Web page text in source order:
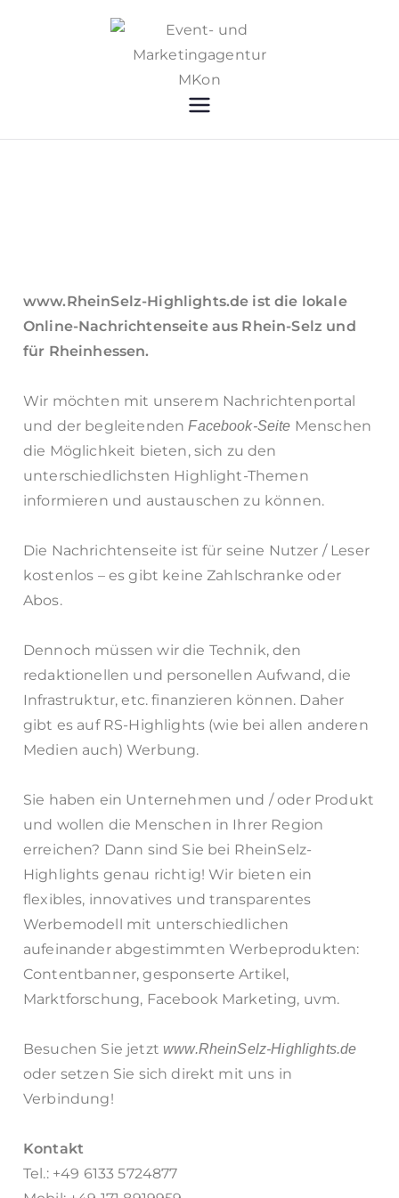
MKon
www.RheinSelz-Highlights.de ist die lokale
Online-Nachrichtenseite aus Rhein-Selz und
für Rheinhessen.
Wir möchten mit unserem Nachrichtenportal
und der begleitendenFacebook-Seite Menschen
die Möglichkeit bieten, sich zu den
unterschiedlichsten Highlight-Themen
informieren und austauschen zu können.
Die Nachrichtenseite ist für seine Nutzer / Leser
kostenlos – es gibt keine Zahlschranke oder
Abos.
Dennoch müssen wir die Technik, den
redaktionellen und personellen Aufwand, die
Infrastruktur, etc. finanzieren können. Daher
gibt es auf RS-Highlights (wie bei allen anderen
Medien auch) Werbung.
Sie haben ein Unternehmen und / oder Produkt
und wollen die Menschen in Ihrer Region
erreichen? Dann sind Sie bei RheinSelz-
Highlights genau richtig! Wir bieten ein
flexibles, innovatives und transparentes
Werbemodell mit unterschiedlichen
aufeinander abgestimmten Werbeprodukten:
Contentbanner, gesponserte Artikel,
Marktforschung, Facebook Marketing, uvm.
Besuchen Sie jetzt www.RheinSelz-Highlights.de
oder setzen Sie sich direkt mit uns in
Verbindung!
Kontakt
Tel.: +49 6133 5724877